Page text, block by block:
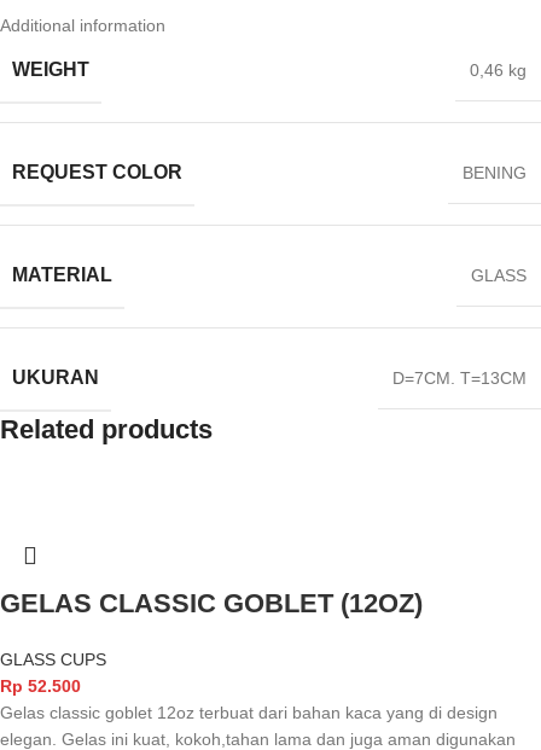
Additional information
WEIGHT 0,46 kg
REQUEST COLOR BENING
MATERIAL GLASS
UKURAN D=7CM. T=13CM
Related products
GELAS CLASSIC GOBLET (12OZ)
GLASS CUPS
Rp 52.500
Gelas classic goblet 12oz terbuat dari bahan kaca yang di design
elegan. Gelas ini kuat, kokoh,tahan lama dan juga aman digunakan